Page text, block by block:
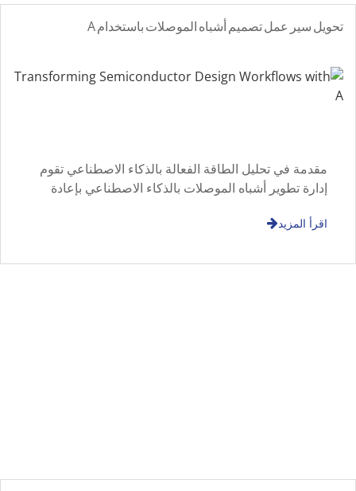
تحويل سير عمل تصميم أشباه الموصلات باستخدام A
مقدمة في تحليل الطاقة الفعالة بالذكاء الاصطناعي تقوم
إدارة تطوير أشباه الموصلات بالذكاء الاصطناعي بإعادة
الموصلات. من خلال دمج الذكاء الاصطناعي في أتمتة
اقرأ المزيد